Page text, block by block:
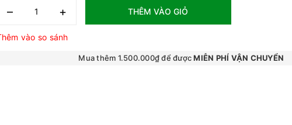
– + THÊM VÀO GIỎ
vào so sánh
Mua thêm 1.500.000₫ để đượcMIỄN PHÍ VẬN CHUYỂN